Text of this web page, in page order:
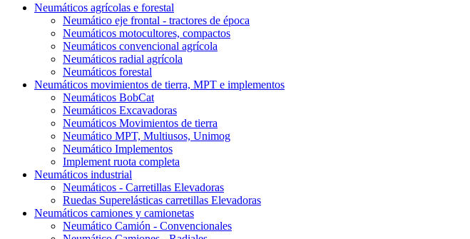
Neumáticos agrícolas e forestal
Neumático eje frontal - tractores de época
Neumáticos motocultores, compactos
Neumáticos convencional agrícola
Neumáticos radial agrícola
Neumáticos forestal
Neumáticos movimientos de tierra, MPT e implementos
Neumáticos BobCat
Neumáticos Excavadoras
Neumáticos Movimientos de tierra
Neumático MPT, Multiusos, Unimog
Neumático Implementos
Implement ruota completa
Neumáticos industrial
Neumáticos - Carretillas Elevadoras
Ruedas Superelásticas carretillas Elevadoras
Neumáticos camiones y camionetas
Neumático Camión - Convencionales